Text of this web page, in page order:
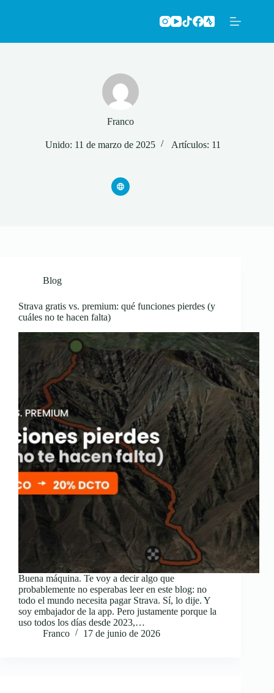
Franco
Unido: 11 de marzo de 2025 Artículos: 11
Blog
Strava gratis vs. premium: qué funciones pierdes (y
cuáles no te hacen falta)
Buena máquina. Te voy a decir algo que
probablemente no esperabas leer en este blog: no
todo el mundo necesita pagar Strava. Sí, lo dije. Y
soy embajador de la app. Pero justamente porque la
uso todos los días desde 2023,…
Franco
17 de junio de 2026